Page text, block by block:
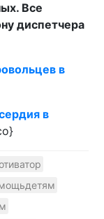
Все
диспетчера
в
в